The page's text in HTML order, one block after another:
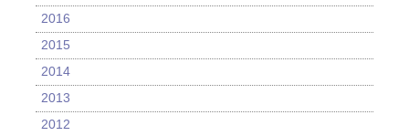
2016
2015
2014
2013
2012